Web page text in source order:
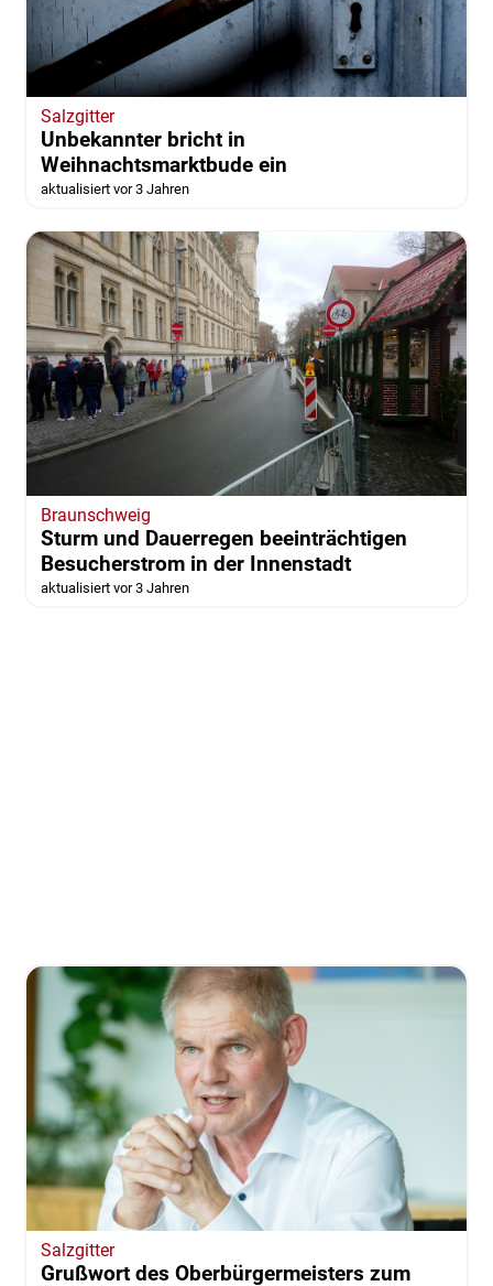
Salzgitter
Unbekannter bricht in
Weihnachtsmarktbude ein
aktualisiert vor 3 Jahren
Braunschweig
Sturm und Dauerregen beeinträchtigen
Besucherstrom in der Innenstadt
aktualisiert vor 3 Jahren
Salzgitter
Grußwort des Oberbürgermeisters zum